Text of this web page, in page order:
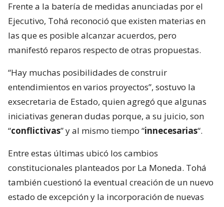
Frente a la batería de medidas anunciadas por el
Ejecutivo, Tohá reconoció que existen materias en
las que es posible alcanzar acuerdos, pero
manifestó reparos respecto de otras propuestas.
“Hay muchas posibilidades de construir
entendimientos en varios proyectos”, sostuvo la
exsecretaria de Estado, quien agregó que algunas
iniciativas generan dudas porque, a su juicio, son
“conflictivas” y al mismo tiempo “innecesarias“.
Entre estas últimas ubicó los cambios
constitucionales planteados por La Moneda. Tohá
también cuestionó la eventual creación de un nuevo
estado de excepción y la incorporación de nuevas